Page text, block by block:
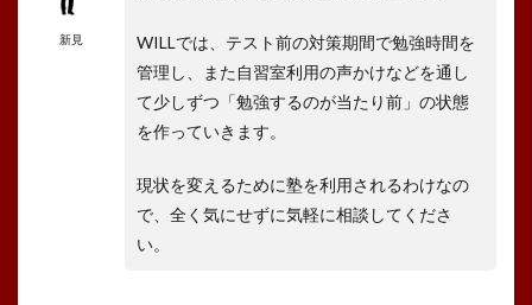
新見
WILLでは、テスト前の対策期間で勉強時間を
管理し、また自習室利用の声かけなどを通し
て少しずつ「勉強するのが当たり前」の状態
を作っていきます。
現状を変えるために塾を利用されるわけなの
で、全く気にせずに気軽に相談してくださ
い。